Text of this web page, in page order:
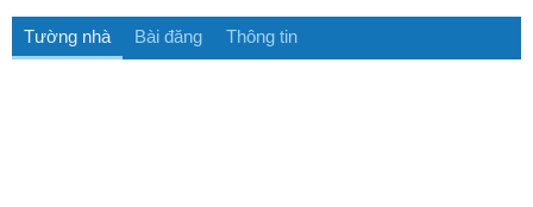
Tường nhà Bài đăng Thông tin